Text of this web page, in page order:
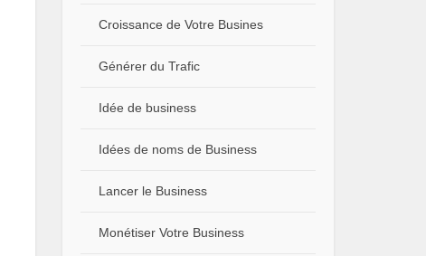
Croissance de Votre Busines
Générer du Trafic
Idée de business
Idées de noms de Business
Lancer le Business
Monétiser Votre Business